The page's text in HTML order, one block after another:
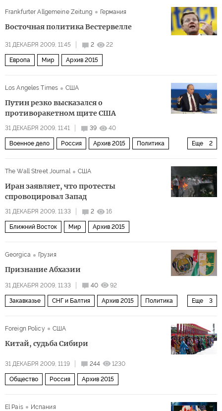
Frankfurter Allgemeine Zeitung Германия
Восточная политика Вестервелле
31 ДЕКАБРЯ 2009, 11:45 2 22
Европа Мир Архив 2015
Los Angeles Times США
Путин резко высказался о
противоракетном щите США
31 ДЕКАБРЯ 2009, 11:41 39 40
Еще 2
Военное дело Россия Архив 2015 Политика
The Wall Street Journal
США
Иран заявляет, что протесты
спровоцировал Запад
31 ДЕКАБРЯ 2009, 11:33 2 16
Ближний Восток Мир Архив 2015
Georgica Грузия
Признание Абхазии
31 ДЕКАБРЯ 2009, 11:33 40 92
Еще 3
Закавказье СНГ и Балтия Архив 2015 Политика
Foreign Policy
США
Китай, судьба Сибири
31 ДЕКАБРЯ 2009, 11:19 244 1230
Общество Россия Архив 2015
El Pais Испания